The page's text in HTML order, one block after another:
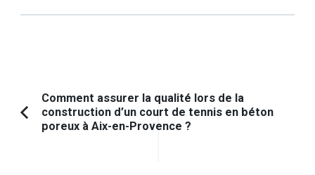
Navigation
d'article
Article
Comment assurer la qualité lors de la
construction d’un court de tennis en béton
poreux à Aix-en-Provence ?